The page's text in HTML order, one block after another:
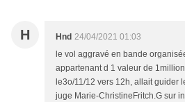
H Hnd 24/04/2021 01:03
le vol aggravé en bande
appartenant d 1 valeur de
le3o/11/12 vers 12h, allait guider
juge Marie-ChristineFritch.G sur